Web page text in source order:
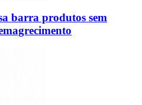
barra produtos sem